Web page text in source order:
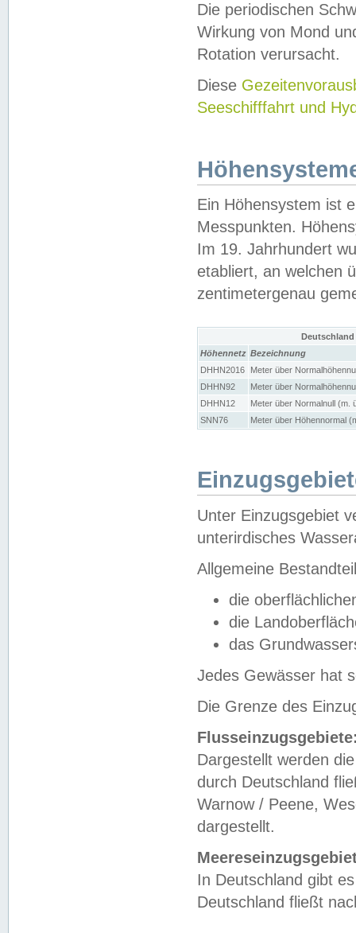
Die periodischen
Wirkung von Mond
Rotation verursacht.
Diese
Seeschifffahrt und
Ein Höhensystem ist
Messpunkten.
Im 19. Jahrhundert
etabliert, an welchen
zentimetergenau
Höhennetz Bezeichnung
DHHN2016
Meter über
DHHN92
Meter über
DHHN12
Meter über Normalnull (m.
SNN76
Meter über Höhennormal
Unter Einzugsgebiet
unterirdisches
Allgemeine
die
die
das
Jedes Gewässer hat
Die Grenze des
Dargestellt werden
durch Deutschland
Warnow / Peene,
dargestellt.
In Deutschland gibt
Deutschland fließt